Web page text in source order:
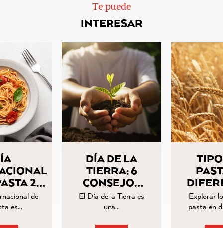
Te puede
INTERESAR
25
de
es…
DÍA DE LA
TIERRA: 6
CONSEJOS
PARA
COCINAR DE
El Día de la Tierra es
una…
Explorar
pasta en